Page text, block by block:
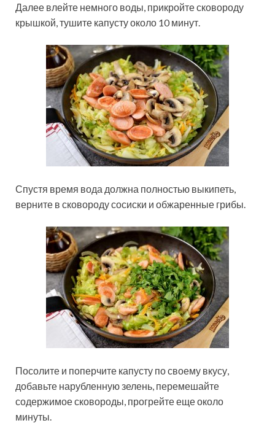
Далее влейте немного воды, прикройте сковороду
крышкой, тушите капусту около 10 минут.
Спустя время вода должна полностью выкипеть,
верните в сковороду сосиски и обжаренные грибы.
Посолите и поперчите капусту по своему вкусу,
добавьте нарубленную зелень, перемешайте
содержимое сковороды, прогрейте еще около
минуты.